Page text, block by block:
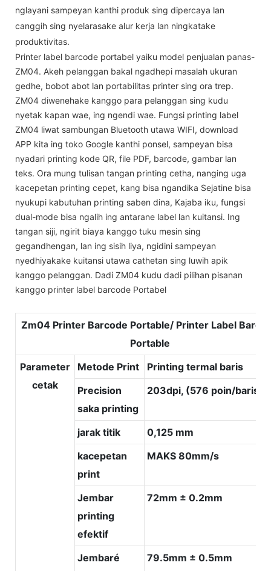
nglayani sampeyan kanthi produk sing dipercaya lan
canggih sing nyelarasake alur kerja lan ningkatake
produktivitas.
Printer label barcode portabel yaiku model penjualan panas-
ZM04. Akeh pelanggan bakal ngadhepi masalah ukuran
gedhe, bobot abot lan portabilitas printer sing ora trep.
ZM04 diwenehake kanggo para pelanggan sing kudu
nyetak kapan wae, ing ngendi wae. Fungsi printing label
ZM04 liwat sambungan Bluetooth utawa WIFI, download
APP kita ing toko Google kanthi ponsel, sampeyan bisa
nyadari printing kode QR, file PDF, barcode, gambar lan
teks. Ora mung tulisan tangan printing cetha, nanging uga
kacepetan printing cepet, kang bisa ngandika Sejatine bisa
nyukupi kabutuhan printing saben dina, Kajaba iku, fungsi
dual-mode bisa ngalih ing antarane label lan kuitansi. Ing
tangan siji, ngirit biaya kanggo tuku mesin sing
gegandhengan, lan ing sisih liya, ngidini sampeyan
nyedhiyakake kuitansi utawa cathetan sing luwih apik
kanggo pelanggan. Dadi ZM04 kudu dadi pilihan pisanan
kanggo printer label barcode Portabel
Zm04 Printer Barcode Portable/ Printer Label
Portable
Parameter
cetak
Metode Print
Printing termal baris
Precision
saka printing
203dpi, (576 poin/baris)
jarak titik
0,125 mm
kacepetan
print
MAKS 80mm/s
Jembar
printing
efektif
72mm ± 0.2mm
Jembaré
79.5mm ± 0.5mm